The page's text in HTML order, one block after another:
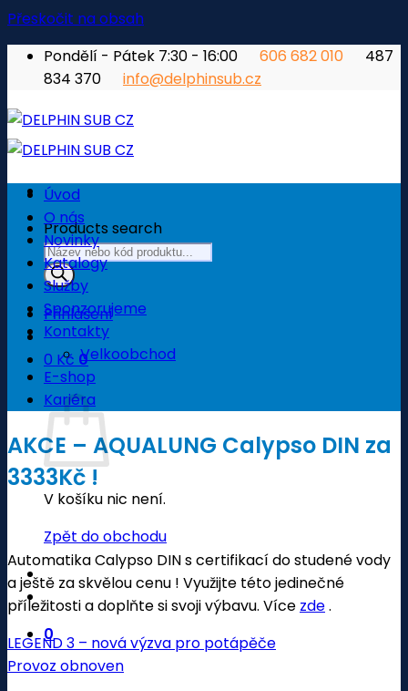
Přeskočit na obsah
Pondělí - Pátek 7:30 - 16:00
606 682 010
487
834 370
info@delphinsub.cz
Products search
Přihlášení
0 Kč 0
Košík
V košíku nic není.
Zpět do obchodu
0
Úvod
O nás
Novinky
Katalogy
Služby
Sponzorujeme
Kontakty
Velkoobchod
E-shop
Kariéra
AKCE – AQUALUNG Calypso DIN za
3333Kč !
Automatika Calypso DIN s certifikací do studené vody
a ještě za skvělou cenu ! Využijte této jedinečné
příležitosti a doplňte si svoji výbavu. Více zde.
LEGEND 3 – nová výzva pro potápěče
Provoz obnoven